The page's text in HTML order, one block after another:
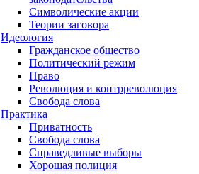
Символические акции
Теории заговора
Идеология
Гражданское общество
Политический режим
Право
Революция и контрреволюция
Свобода слова
Практика
Приватность
Свобода слова
Справедливые выборы
Хорошая полиция